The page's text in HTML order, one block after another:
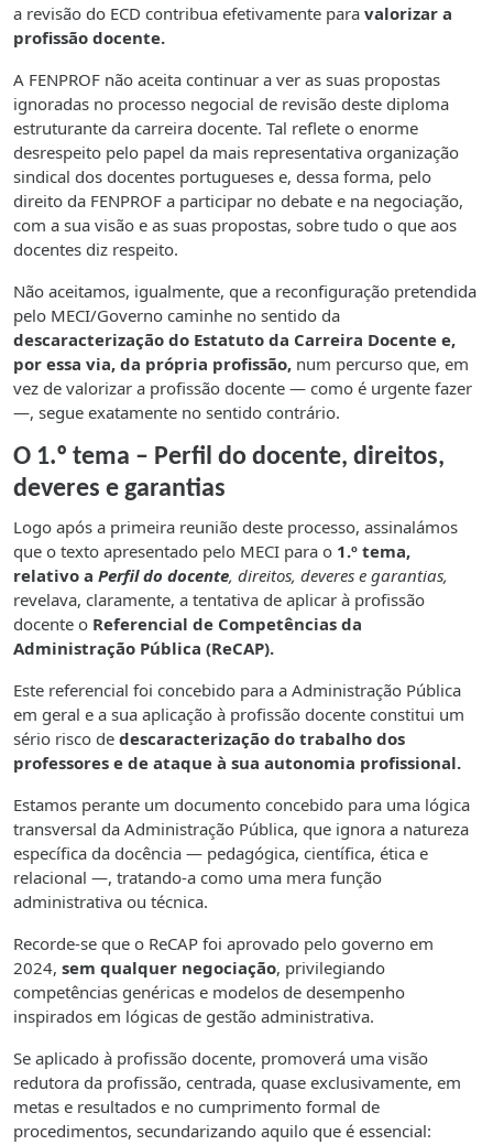
a revisão do ECD contribua efetivamente para valorizar a
profissão docente.
A FENPROF não aceita continuar a ver as suas propostas
ignoradas no processo negocial de revisão deste diploma
estruturante da carreira docente. Tal reflete o enorme
desrespeito pelo papel da mais representativa organização
sindical dos docentes portugueses e, dessa forma, pelo
direito da FENPROF a participar no debate e na negociação,
com a sua visão e as suas propostas, sobre tudo o que aos
docentes diz respeito.
Não aceitamos, igualmente, que a reconfiguração pretendida
pelo MECI/Governo caminhe no sentido da
descaracterização do Estatuto da Carreira Docente e,
por essa via, da própria profissão, num percurso que, em
vez de valorizar a profissão docente — como é urgente fazer
—, segue exatamente no sentido contrário.
O 1.º tema – Perfil do docente, direitos,
deveres e garantias
Logo após a primeira reunião deste processo, assinalámos
que o texto apresentado pelo MECI para o 1.º tema,
relativo a Perfil do docente, direitos, deveres e garantias,
revelava, claramente, a tentativa de aplicar à profissão
docente o Referencial de Competências da
Administração Pública (ReCAP).
Este referencial foi concebido para a Administração Pública
em geral e a sua aplicação à profissão docente constitui um
sério risco de descaracterização do trabalho dos
professores e de ataque à sua autonomia profissional.
Estamos perante um documento concebido para uma lógica
transversal da Administração Pública, que ignora a natureza
específica da docência — pedagógica, científica, ética e
relacional —, tratando-a como uma mera função
administrativa ou técnica.
Recorde-se que o ReCAP foi aprovado pelo governo em
2024, sem qualquer negociação, privilegiando
competências genéricas e modelos de desempenho
inspirados em lógicas de gestão administrativa.
Se aplicado à profissão docente, promoverá uma visão
redutora da profissão, centrada, quase exclusivamente, em
metas e resultados e no cumprimento formal de
procedimentos, secundarizando aquilo que é essencial: